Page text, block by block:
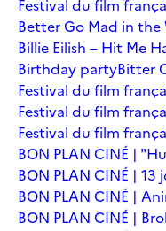
Festival du film
Better Go Mad in the
Billie Eilish – Hit Me
Birthday partyBitter
Festival du film
Festival du film
Festival du film
BON PLAN CINÉ |
BON PLAN CINÉ | 13
BON PLAN CINÉ |
BON PLAN CINÉ |